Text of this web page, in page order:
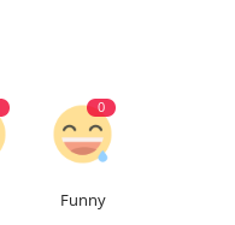
0
Funny